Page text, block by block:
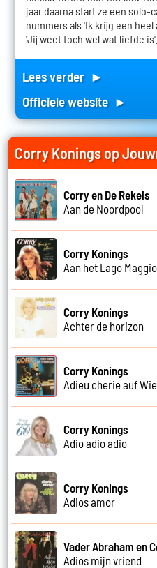
jaar daarna start ze een
nummers als 'Ik krijg een
'Jij weet toch wel wat liefde is'.
Lees verder ►
Officiele website ►
Corry Konings op
Corry en De Rekels
Aan de Noordpool
Corry Konings
Aan het Lago
Corry Konings
Achter de horizon
Corry Konings
Adieu cherie auf
Corry Konings
Adio adio adio
Corry Konings
Adios amor
Vader Abraham en
Adios mijn vriend